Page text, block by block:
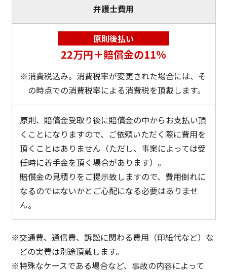
弁護士費用
原則後払い
22万円＋賠償金の11%
消費税込み。消費税率が変更された場合には、そ
の時点での消費税率による消費税を頂戴します。
原則、賠償金受取り後に賠償金の中からお支払い頂
くことになりますので、ご依頼いただく際に費用を
頂くことはありません（ただし、事案によっては受
任時に着手金を頂く場合があります）。
賠償金の見積りをご提示致しますので、費用倒れに
なるのではないかとご心配になる必要はありませ
ん。
交通費、通信費、訴訟に関わる費用（印紙代など）な
どの実費は別途頂戴します。
特殊なケースである場合など、事故の内容によって